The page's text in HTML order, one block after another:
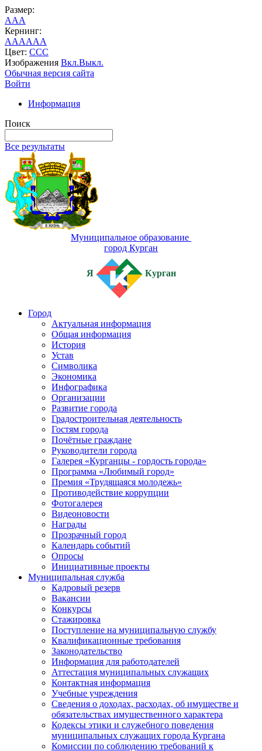
Размер:
AAA
Кернинг:
AAAAAA
Цвет: CCC
Изображения Вкл.Выкл.
Обычная версия сайта
Войти
Информация
Поиск
Все результаты
Муниципальное образование
город Курган
Я Курган
Город
Актуальная информация
Общая информация
История
Устав
Символика
Экономика
Инфографика
Организации
Развитие города
Градостроительная деятельность
Гостям города
Почётные граждане
Руководители города
Галерея «Курганцы - гордость города»
Программа «Любимый город»
Премия «Трудящаяся молодежь»
Противодействие коррупции
Фотогалерея
Видеоновости
Награды
Прозрачный город
Календарь событий
Опросы
Инициативные проекты
Муниципальная служба
Кадровый резерв
Вакансии
Конкурсы
Стажировка
Поступление на муниципальную службу
Квалификационные требования
Законодательство
Информация для работодателей
Аттестация муниципальных служащих
Контактная информация
Учебные учреждения
Сведения о доходах, расходах, об имуществе и
обязательствах имущественного характера
Кодексы этики и служебного поведения
муниципальных служащих города Кургана
Комиссии по соблюдению требований к